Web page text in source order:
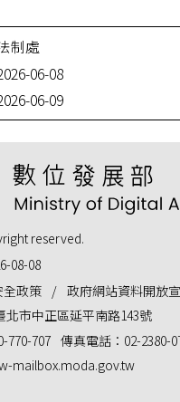
制處
06-08
06-09
reserved.
08-08
全政策
政府網站資料開放
北市中正區延平南路143號
770-707 傳真電話： 02-2380-
mailbox.moda.gov.tw